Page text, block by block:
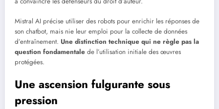
Mistral AI précise utiliser des robots pour enrichir les réponses de
son chatbot, mais nie leur emploi pour la collecte de données
d’entraînement. Une distinction technique qui ne règle pas la
question fondamentale de l’utilisation initiale des œuvres
protégées.
Une ascension fulgurante sous
pression